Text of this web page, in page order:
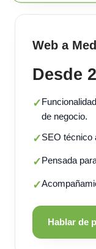
Web a
Desde
✓
de negocio.
✓SEO técnico
✓Pensada
✓
Hablar de